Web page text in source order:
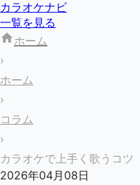
カラオケナビ
一覧を見る
ホーム
›
ホーム
›
コラム
›
カラオケで上手く歌うコツ
2026年04月08日